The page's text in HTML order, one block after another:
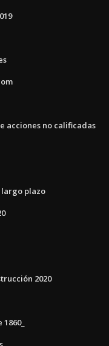
acciones no calificadas
plazo
2020